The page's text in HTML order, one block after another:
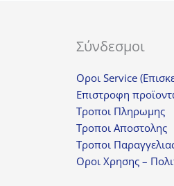
Σύνδεσμοι
Οροι Service
Επιστροφη
Τροποι Πληρωμης
Τροποι Αποστολης
Τροποι
Οροι Χρησης –